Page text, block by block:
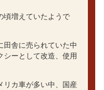
頃増えていたようで
田舎に売られていた中
シーとして改造、使用
リカ車が多い中、国産